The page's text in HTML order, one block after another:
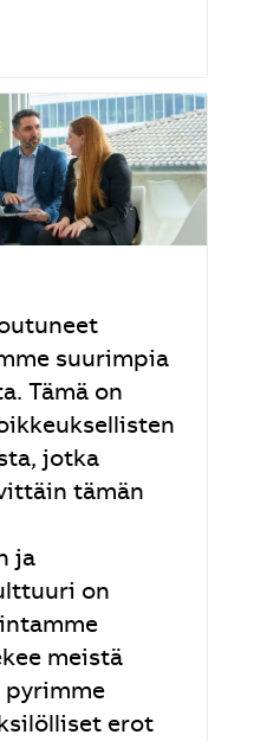
suurimpia
Tämä on
jotka
tämän
ja
on
meistä
pyrimme
erot